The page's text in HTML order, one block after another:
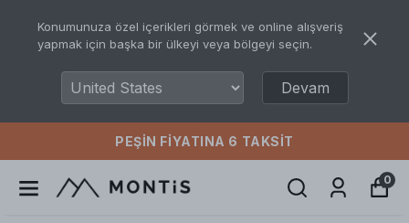
Konumunuza özel içerikleri görmek ve online alışveriş
yapmak için başka bir ülkeyi veya bölgeyi seçin.
Devam
PEŞIN FIYATINA 6 TAKSIT
0